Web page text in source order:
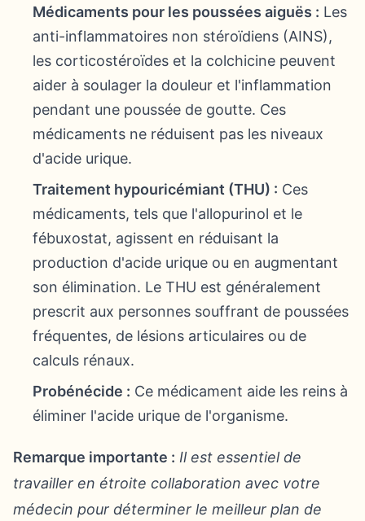
Médicaments pour les poussées aiguës : Les
anti-inflammatoires non stéroïdiens (AINS),
les corticostéroïdes et la colchicine peuvent
aider à soulager la douleur et l'inflammation
pendant une poussée de goutte. Ces
médicaments ne réduisent pas les niveaux
d'acide urique.
Traitement hypouricémiant (THU) : Ces
médicaments, tels que l'allopurinol et le
fébuxostat, agissent en réduisant la
production d'acide urique ou en augmentant
son élimination. Le THU est généralement
prescrit aux personnes souffrant de poussées
fréquentes, de lésions articulaires ou de
calculs rénaux.
Probénécide : Ce médicament aide les reins à
éliminer l'acide urique de l'organisme.
Remarque importante : Il est essentiel de
travailler en étroite collaboration avec votre
médecin pour déterminer le meilleur plan de